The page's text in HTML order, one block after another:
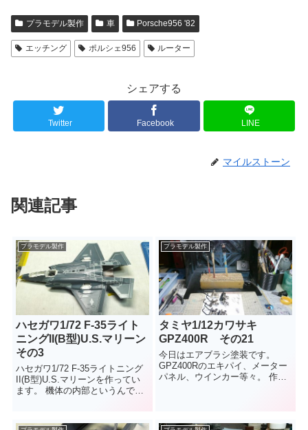
プラモデル製作 車 Porsche956 '82
エッチング ポルシェ956 ルーター
シェアする
Twitter Facebook LINE
マイルストーン
関連記事
プラモデル製作
ハセガワ1/72 F-35ライト
ニングII(B型)U.S.マリーン
その3
ハセガワ1/72 F-35ライトニング
II(B型)U.S.マリーンを作ってい
ます。 機体の内部というんでし
プラモデル製作
タミヤ1/12カワサキ
GPZ400R その21
今日はエアブラシ塗装です。
GPZ400Rのエキパイ、メーター
パネル、ウインカー等々。 作り